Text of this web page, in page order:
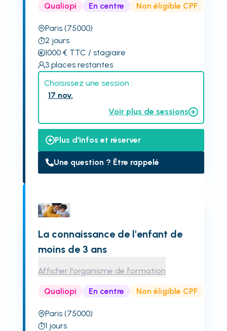
Qualiopi En centre Non éligible CPF
Paris (75000)
2 jours
1000€ TTC / stagiaire
3 places restantes
Choisissez une session :
17 nov.
Voir plus de sessions
Plus d'infos et réserver
Une question ? Être rappelé
La connaissance de l'enfant de
moins de 3 ans
Afficher l'organisme de formation
Qualiopi En centre Non éligible CPF
Paris (75000)
1 jours